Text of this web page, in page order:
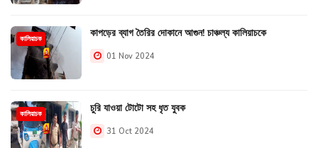
কালিয়াচক কাপড়ের ব্যাগ তৈরির দোকানে আগুন! চাঞ্চল্য কালিয়াচকে
01 Nov 2024
কালিয়াচক চুরি যাওয়া টোটো সহ ধৃত যুবক
31 Oct 2024